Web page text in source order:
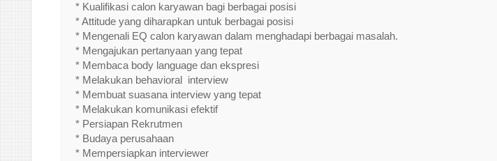
* Kualifikasi calon karyawan bagi berbagai posisi
* Attitude yang diharapkan untuk berbagai posisi
* Mengenali EQ calon karyawan dalam menghadapi berbagai masalah.
* Mengajukan pertanyaan yang tepat
* Membaca body language dan ekspresi
* Melakukan behavioral interview
* Membuat suasana interview yang tepat
* Melakukan komunikasi efektif
* Persiapan Rekrutmen
* Budaya perusahaan
* Mempersiapkan interviewer